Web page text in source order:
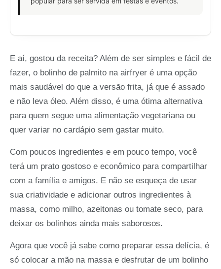
E aí, gostou da receita? Além de ser simples e fácil de
fazer, o bolinho de palmito na airfryer é uma opção
mais saudável do que a versão frita, já que é assado
e não leva óleo. Além disso, é uma ótima alternativa
para quem segue uma alimentação vegetariana ou
quer variar no cardápio sem gastar muito.
Com poucos ingredientes e em pouco tempo, você
terá um prato gostoso e econômico para compartilhar
com a família e amigos. E não se esqueça de usar
sua criatividade e adicionar outros ingredientes à
massa, como milho, azeitonas ou tomate seco, para
deixar os bolinhos ainda mais saborosos.
Agora que você já sabe como preparar essa delícia, é
só colocar a mão na massa e desfrutar de um bolinho